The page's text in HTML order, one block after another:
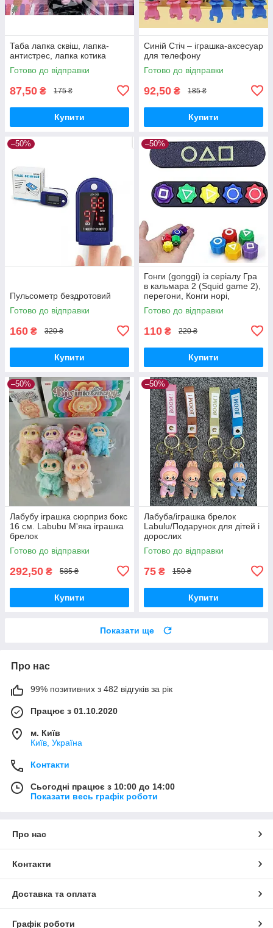
Таба лапка сквіш, лапка-
антистрес, лапка котика
Готово до відправки
87,50 ₴ 175 ₴
Купити
Синій Стіч – іграшка-аксесуар
для телефону
Готово до відправки
92,50 ₴ 185 ₴
Купити
–50%
Пульсометр бездротовий
Готово до відправки
160 ₴ 320 ₴
Купити
–50%
Гонги (gonggi) із серіалу Гра
в кальмара 2 (Squid game 2),
перегони, Конги норі,
корейські гральні кубики
Готово до відправки
110 ₴ 220 ₴
Купити
–50%
Лабубу іграшка сюрприз бокс
16 см. Labubu М'яка іграшка
брелок
Готово до відправки
292,50 ₴ 585 ₴
Купити
–50%
Лабуба/іграшка брелок
Labulu/Подарунок для дітей і
дорослих
Готово до відправки
75 ₴ 150 ₴
Купити
Показати ще
Про нас
99% позитивних з 482 відгуків за рік
Працює з 01.10.2020
м. Київ
Київ, Україна
Контакти
Сьогодні працює з 10:00 до 14:00
Показати весь графік роботи
Про нас
Контакти
Доставка та оплата
Графік роботи